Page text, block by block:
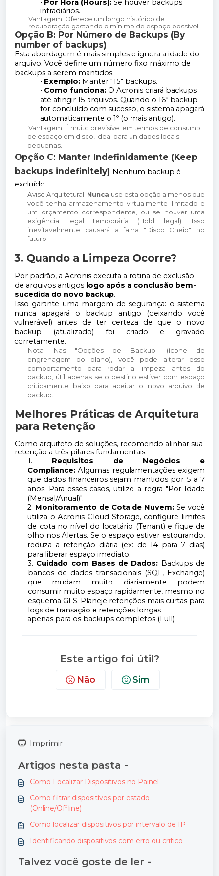
• Por Hora (Hours):Se houver backups
intradiários.
Vantagem: Oferece um longo histórico de
recuperação gastando o mínimo de espaço possível.
Opção B: Por Número de Backups (By
number of backups)
Esta abordagem é mais simples e ignora a idade do
arquivo. Você define um número fixo máximo de
backups a serem mantidos.
• Exemplo: Manter "15" backups.
• Como funciona:O Acronis criará backups
até atingir 15 arquivos. Quando o 16º backup
for concluído com sucesso, o sistema apagará
automaticamente o 1º (o mais antigo).
Vantagem: É muito previsível em termos de consumo
de espaço em disco, ideal para unidades locais
pequenas.
Opção C: Manter Indefinidamente (Keep
backups indefinitely) Nenhum backup é
excluído.
Aviso Arquitetural: Nunca use esta opção a menos que
você tenha armazenamento virtualmente ilimitado e
um orçamento correspondente, ou se houver uma
exigência legal temporária (Hold legal). Isso
inevitavelmente causará a falha "Disco Cheio" no
futuro.
3. Quando a Limpeza Ocorre?
Por padrão, a Acronis executa a rotina de exclusão
de arquivos antigos logo após a conclusão bem-
sucedida do novo backup.
Isso garante uma margem de segurança: o sistema
nunca apagará o backup antigo (deixando você
vulnerável) antes de ter certeza de que o novo
backup (atualizado) foi criado e gravado
corretamente.
Nota: Nas "Opções de Backup" (ícone de
engrenagem do plano), você pode alterar esse
comportamento para rodar a limpeza antes do
backup, útil apenas se o destino estiver com espaço
criticamente baixo para aceitar o novo arquivo de
backup.
Melhores Práticas de Arquitetura
para Retenção
Como arquiteto de soluções, recomendo alinhar sua
retenção a três pilares fundamentais:
1. Requisitos de Negócios e
Compliance:Algumas regulamentações exigem
que dados financeiros sejam mantidos por 5 a 7
anos. Para esses casos, utilize a regra "Por Idade
(Mensal/Anual)".
2. Monitoramento de Cota de Nuvem:Se você
utiliza o Acronis Cloud Storage, configure limites
de cota no nível do locatário (Tenant) e fique de
olho nos Alertas. Se o espaço estiver estourando,
reduza a retenção diária (ex: de 14 para 7 dias)
para liberar espaço imediato.
3. Cuidado com Bases de Dados: Backups de
bancos de dados transacionais (SQL, Exchange)
que mudam muito diariamente podem
consumir muito espaço rapidamente, mesmo no
esquema GFS. Planeje retenções mais curtas para
logs de transação e retenções longas
apenas para os backups completos (Full).
Este artigo foi útil?
Não Sim
Imprimir
Artigos nesta pasta -
Como Localizar Dispositivos no Painel
Como filtrar dispositivos por estado
(Online/Offline)
Como localizar dispositivos por intervalo de IP
Identificando dispositivos com erro ou critico
Talvez você goste de ler -